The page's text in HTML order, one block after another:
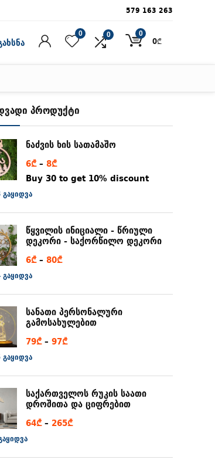
579 163 263
0 0 0
0₾
პროდუქტი
ნაძვის ხის სათამაშო
6₾ – 8₾Price
range:
Buy 30 to get 10% discount
წყვილის ინიციალი - წრიული
დეკორი - საქორწილო დეკორი
6₾ – 80₾Price
through
80₾
სანათი პერსონალური
გამოსახულებით
79₾ – 97₾Price
through
97₾
საქართველოს რუკის საათი
დროშითა და ციფრებით
64₾ – 265₾Price